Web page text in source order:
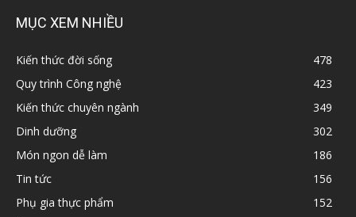
MỤC XEM NHIỀU
Kiến thức đời sống
478
Quy trình Công nghệ
423
Kiến thức chuyên ngành
349
Dinh dưỡng
302
Món ngon dễ làm
186
Tin tức
156
Phụ gia thực phẩm
152